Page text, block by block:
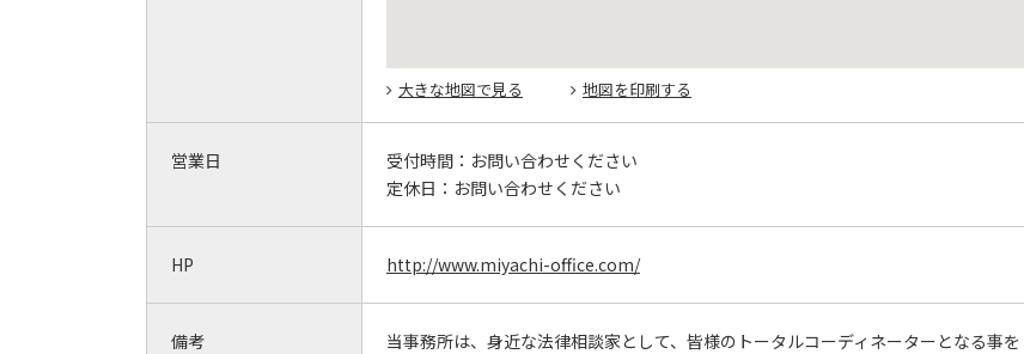
大きな地図で見る 地図を印刷する
営業日 受付時間： お問い合わせください
定休日： お問い合わせください
HP http://www.miyachi-office.com/
備考
当事務所は、身近な法律相談家として、皆様のトータルコーディネーターとなる事を